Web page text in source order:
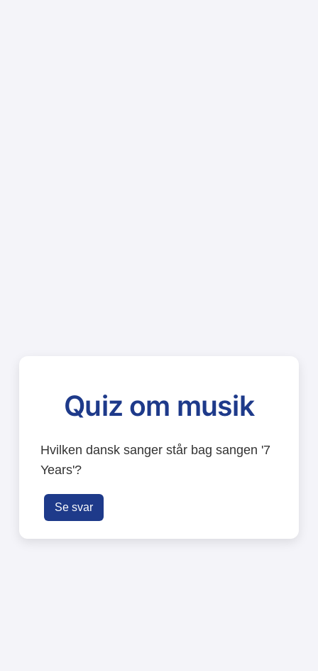
Quiz om musik
Hvilken dansk sanger står bag sangen '7
Years'?
Se svar